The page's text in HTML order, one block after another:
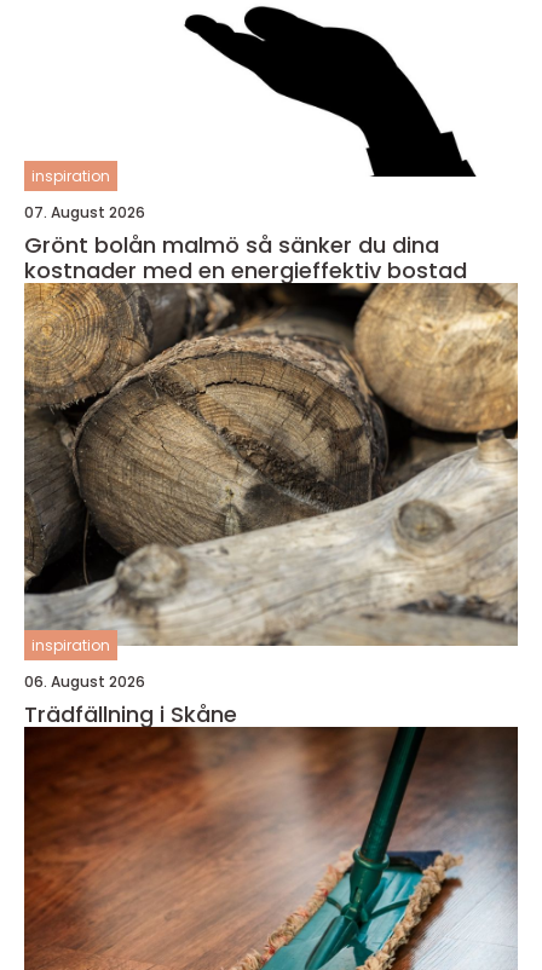
inspiration
07. August 2026
Grönt bolån malmö så sänker du dina
kostnader med en energieffektiv bostad
inspiration
06. August 2026
Trädfällning i Skåne